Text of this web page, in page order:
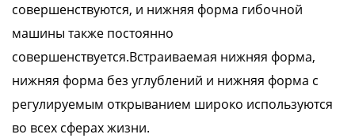
совершенствуются, и нижняя форма гибочной
машины также постоянно
совершенствуется.Встраиваемая нижняя форма,
нижняя форма без углублений и нижняя форма с
регулируемым открыванием широко используются
во всех сферах жизни.